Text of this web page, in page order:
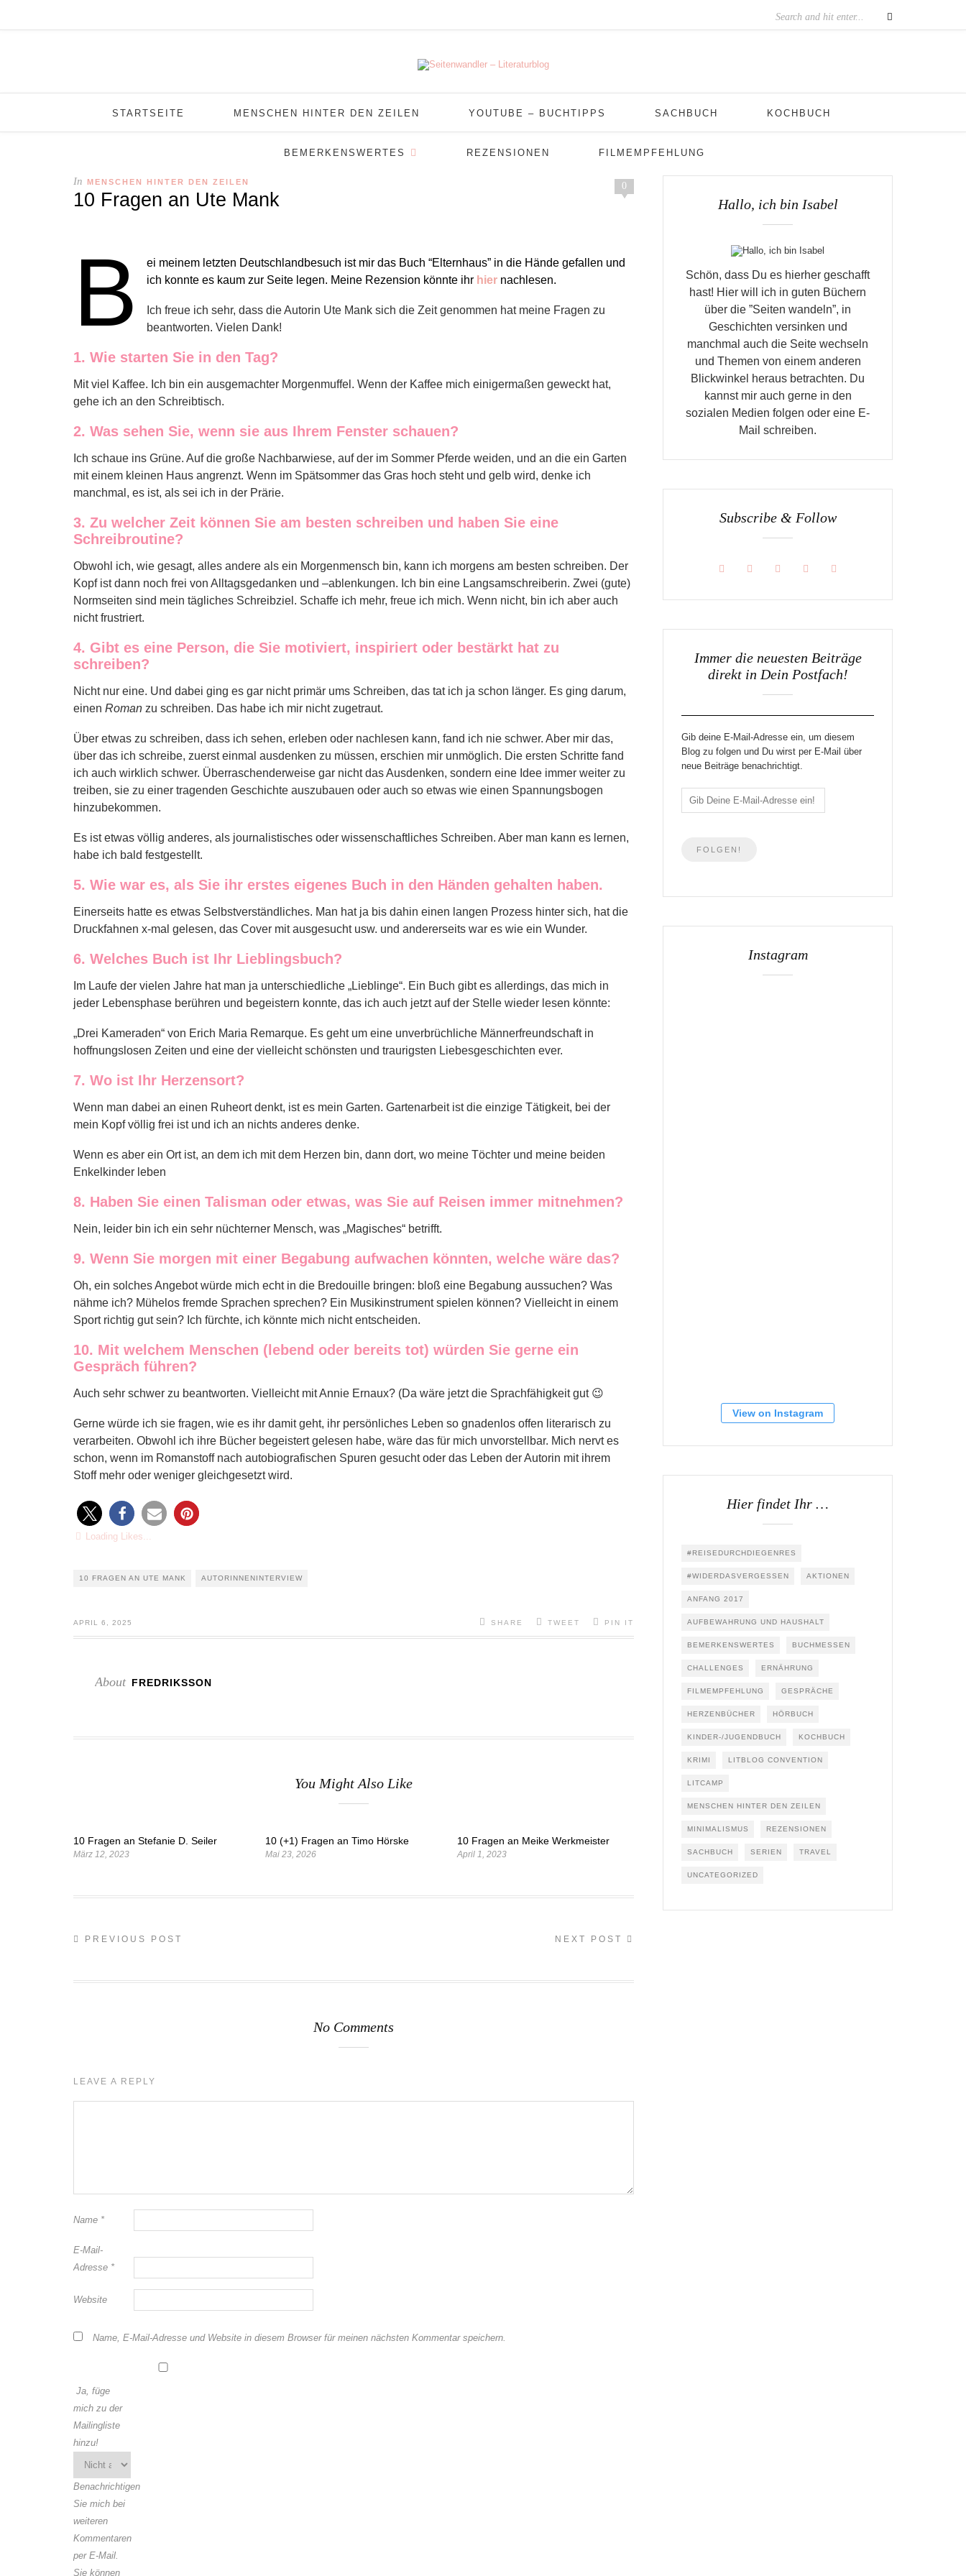
STARTSEITE MENSCHEN HINTER DEN ZEILEN YOUTUBE – BUCHTIPPS SACHBUCH KOCHBUCH
BEMERKENSWERTES REZENSIONEN FILMEMPFEHLUNG
0
In MENSCHEN HINTER DEN ZEILEN
10 Fragen an Ute Mank
B
ei meinem letzten Deutschlandbesuch ist mir das Buch “Elternhaus” in die Hände gefallen und
ich konnte es kaum zur Seite legen. Meine Rezension könnte ihr hier nachlesen.
Ich freue ich sehr, dass die Autorin Ute Mank sich die Zeit genommen hat meine Fragen zu
beantworten. Vielen Dank!
1. Wie starten Sie in den Tag?
Mit viel Kaffee. Ich bin ein ausgemachter Morgenmuffel. Wenn der Kaffee mich einigermaßen geweckt hat,
gehe ich an den Schreibtisch.
2. Was sehen Sie, wenn sie aus Ihrem Fenster schauen?
Ich schaue ins Grüne. Auf die große Nachbarwiese, auf der im Sommer Pferde weiden, und an die ein Garten
mit einem kleinen Haus angrenzt. Wenn im Spätsommer das Gras hoch steht und gelb wird, denke ich
manchmal, es ist, als sei ich in der Prärie.
3. Zu welcher Zeit können Sie am besten schreiben und haben Sie eine
Schreibroutine?
Obwohl ich, wie gesagt, alles andere als ein Morgenmensch bin, kann ich morgens am besten schreiben. Der
Kopf ist dann noch frei von Alltagsgedanken und –ablenkungen. Ich bin eine Langsamschreiberin. Zwei (gute)
Normseiten sind mein tägliches Schreibziel. Schaffe ich mehr, freue ich mich. Wenn nicht, bin ich aber auch
nicht frustriert.
4. Gibt es eine Person, die Sie motiviert, inspiriert oder bestärkt hat zu
schreiben?
Nicht nur eine. Und dabei ging es gar nicht primär ums Schreiben, das tat ich ja schon länger. Es ging darum,
einen Roman zu schreiben. Das habe ich mir nicht zugetraut.
Über etwas zu schreiben, dass ich sehen, erleben oder nachlesen kann, fand ich nie schwer. Aber mir das,
über das ich schreibe, zuerst einmal ausdenken zu müssen, erschien mir unmöglich. Die ersten Schritte fand
ich auch wirklich schwer. Überraschenderweise gar nicht das Ausdenken, sondern eine Idee immer weiter zu
treiben, sie zu einer tragenden Geschichte auszubauen oder auch so etwas wie einen Spannungsbogen
hinzubekommen.
Es ist etwas völlig anderes, als journalistisches oder wissenschaftliches Schreiben. Aber man kann es lernen,
habe ich bald festgestellt.
5. Wie war es, als Sie ihr erstes eigenes Buch in den Händen gehalten haben.
Einerseits hatte es etwas Selbstverständliches. Man hat ja bis dahin einen langen Prozess hinter sich, hat die
Druckfahnen x-mal gelesen, das Cover mit ausgesucht usw. und andererseits war es wie ein Wunder.
6. Welches Buch ist Ihr Lieblingsbuch?
Im Laufe der vielen Jahre hat man ja unterschiedliche „Lieblinge“. Ein Buch gibt es allerdings, das mich in
jeder Lebensphase berühren und begeistern konnte, das ich auch jetzt auf der Stelle wieder lesen könnte:
„Drei Kameraden“ von Erich Maria Remarque. Es geht um eine unverbrüchliche Männerfreundschaft in
hoffnungslosen Zeiten und eine der vielleicht schönsten und traurigsten Liebesgeschichten ever.
7. Wo ist Ihr Herzensort?
Wenn man dabei an einen Ruheort denkt, ist es mein Garten. Gartenarbeit ist die einzige Tätigkeit, bei der
mein Kopf völlig frei ist und ich an nichts anderes denke.
Wenn es aber ein Ort ist, an dem ich mit dem Herzen bin, dann dort, wo meine Töchter und meine beiden
Enkelkinder leben
8. Haben Sie einen Talisman oder etwas, was Sie auf Reisen immer mitnehmen?
Nein, leider bin ich ein sehr nüchterner Mensch, was „Magisches“ betrifft.
9. Wenn Sie morgen mit einer Begabung aufwachen könnten, welche wäre das?
Oh, ein solches Angebot würde mich echt in die Bredouille bringen: bloß eine Begabung aussuchen? Was
nähme ich? Mühelos fremde Sprachen sprechen? Ein Musikinstrument spielen können? Vielleicht in einem
Sport richtig gut sein? Ich fürchte, ich könnte mich nicht entscheiden.
10. Mit welchem Menschen (lebend oder bereits tot) würden Sie gerne ein
Gespräch führen?
Auch sehr schwer zu beantworten. Vielleicht mit Annie Ernaux? (Da wäre jetzt die Sprachfähigkeit gut 😉
Gerne würde ich sie fragen, wie es ihr damit geht, ihr persönliches Leben so gnadenlos offen literarisch zu
verarbeiten. Obwohl ich ihre Bücher begeistert gelesen habe, wäre das für mich unvorstellbar. Mich nervt es
schon, wenn im Romanstoff nach autobiografischen Spuren gesucht oder das Leben der Autorin mit ihrem
Stoff mehr oder weniger gleichgesetzt wird.
Loading Likes...
10 FRAGEN AN UTE MANK AUTORINNENINTERVIEW
APRIL 6, 2025 SHARE TWEET PIN IT
About FREDRIKSSON
You Might Also Like
10 Fragen an Stefanie D. Seiler
März 12, 2023
10 (+1) Fragen an Timo Hörske
Mai 23, 2026
10 Fragen an Meike Werkmeister
April 1, 2023
PREVIOUS POST NEXT POST
No Comments
LEAVE A REPLY
Name *
E-Mail-
Adresse *
Website
Name, E-Mail-Adresse und Website in diesem Browser für meinen nächsten Kommentar speichern.
Ja, füge
mich zu der
Mailingliste
hinzu!
Benachrichtigen
Sie mich bei
weiteren
Kommentaren
per E-Mail.
Sie können
Hallo, ich bin Isabel
Schön, dass Du es hierher geschafft
hast! Hier will ich in guten Büchern
über die ”Seiten wandeln”, in
Geschichten versinken und
manchmal auch die Seite wechseln
und Themen von einem anderen
Blickwinkel heraus betrachten. Du
kannst mir auch gerne in den
sozialen Medien folgen oder eine E-
Mail schreiben.
Subscribe & Follow
Immer die neuesten Beiträge
direkt in Dein Postfach!
Gib deine E-Mail-Adresse ein, um diesem
Blog zu folgen und Du wirst per E-Mail über
neue Beiträge benachrichtigt.
Instagram
View on Instagram
Hier findet Ihr …
#REISEDURCHDIEGENRES
#WIDERDASVERGESSEN AKTIONEN
ANFANG 2017
AUFBEWAHRUNG UND HAUSHALT
BEMERKENSWERTES BUCHMESSEN
CHALLENGES ERNÄHRUNG
FILMEMPFEHLUNG GESPRÄCHE
HERZENBÜCHER HÖRBUCH
KINDER-/JUGENDBUCH KOCHBUCH
KRIMI LITBLOG CONVENTION
LITCAMP
MENSCHEN HINTER DEN ZEILEN
MINIMALISMUS REZENSIONEN
SACHBUCH SERIEN TRAVEL
UNCATEGORIZED